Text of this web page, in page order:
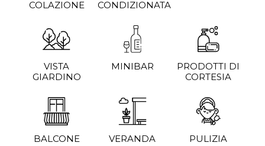
COLAZIONE
CONDIZIONATA
VISTA
GIARDINO
MINIBAR
PRODOTTI DI
CORTESIA
BALCONE VERANDA PULIZIA